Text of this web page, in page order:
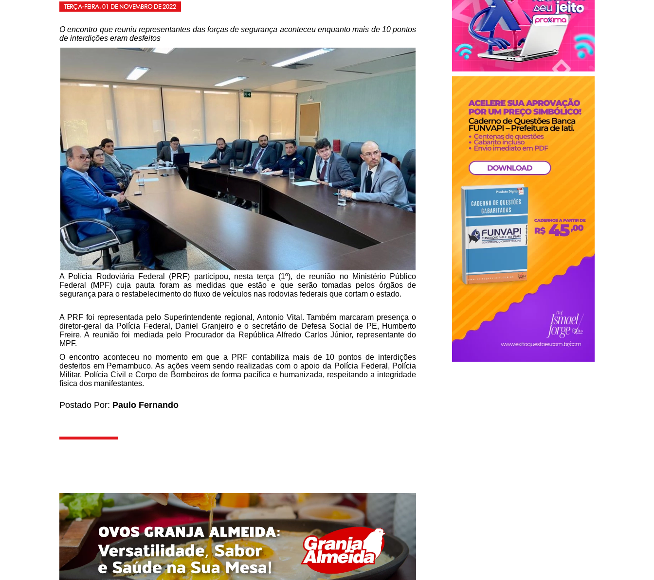
TERÇA-FEIRA, 01 DE NOVEMBRO DE 2022
O encontro que reuniu representantes das forças de segurança aconteceu enquanto mais de 10 pontos
de interdições eram desfeitos
A Polícia Rodoviária Federal (PRF) participou, nesta terça (1º), de reunião no Ministério Público
Federal (MPF) cuja pauta foram as medidas que estão e que serão tomadas pelos órgãos de
segurança para o restabelecimento do fluxo de veículos nas rodovias federais que cortam o estado.
A PRF foi representada pelo Superintendente regional, Antonio Vital. Também marcaram presença o
diretor-geral da Polícia Federal, Daniel Granjeiro e o secretário de Defesa Social de PE, Humberto
Freire. A reunião foi mediada pelo Procurador da República Alfredo Carlos Júnior, representante do
MPF.
O encontro aconteceu no momento em que a PRF contabiliza mais de 10 pontos de interdições
desfeitos em Pernambuco. As ações veem sendo realizadas com o apoio da Polícia Federal, Polícia
Militar, Polícia Civil e Corpo de Bombeiros de forma pacífica e humanizada, respeitando a integridade
física dos manifestantes.
Postado Por: Paulo Fernando